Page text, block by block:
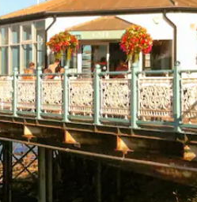
i prema dolje, kao i dodirom ili